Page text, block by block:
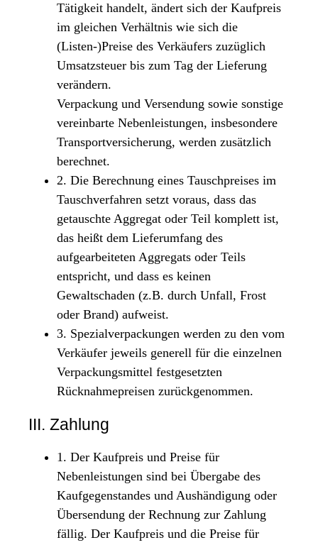
Tätigkeit handelt, ändert sich der Kaufpreis
im gleichen Verhältnis wie sich die
(Listen-)Preise des Verkäufers zuzüglich
Umsatzsteuer bis zum Tag der Lieferung
verändern.
Verpackung und Versendung sowie sonstige
vereinbarte Nebenleistungen, insbesondere
Transportversicherung, werden zusätzlich
berechnet.
2. Die Berechnung eines Tauschpreises im
Tauschverfahren setzt voraus, dass das
getauschte Aggregat oder Teil komplett ist,
das heißt dem Lieferumfang des
aufgearbeiteten Aggregats oder Teils
entspricht, und dass es keinen
Gewaltschaden (z.B. durch Unfall, Frost
oder Brand) aufweist.
3. Spezialverpackungen werden zu den vom
Verkäufer jeweils generell für die einzelnen
Verpackungsmittel festgesetzten
Rücknahmepreisen zurückgenommen.
III. Zahlung
1. Der Kaufpreis und Preise für
Nebenleistungen sind bei Übergabe des
Kaufgegenstandes und Aushändigung oder
Übersendung der Rechnung zur Zahlung
fällig. Der Kaufpreis und die Preise für